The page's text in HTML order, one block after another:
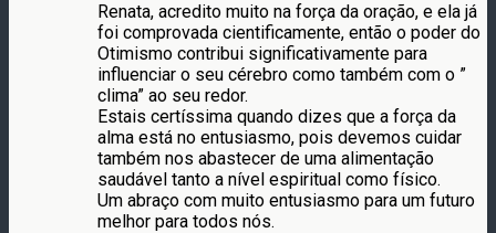
Renata, acredito muito na força da oração, e ela já
foi comprovada cientificamente, então o poder do
Otimismo contribui significativamente para
influenciar o seu cérebro como também com o ”
clima” ao seu redor.
Estais certíssima quando dizes que a força da
alma está no entusiasmo, pois devemos cuidar
também nos abastecer de uma alimentação
saudável tanto a nível espiritual como físico.
Um abraço com muito entusiasmo para um futuro
melhor para todos nós.